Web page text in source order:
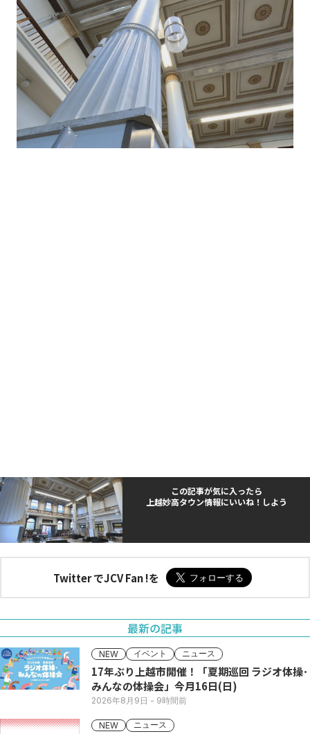
この記事が気に入ったら
上越妙高タウン情報にいいね！しよう
Twitter でJCV Fan !を
最新の記事
NEW イベント ニュース
17年ぶり上越市開催！「夏期巡回 ラジオ体操･
みんなの体操会」今月16日(日)
2026年8月9日 - 9時間前
NEW ニュース